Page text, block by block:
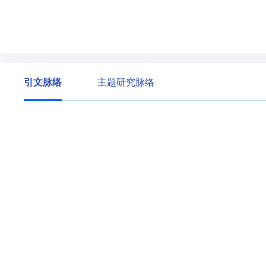
引文脉络 主题研究脉络